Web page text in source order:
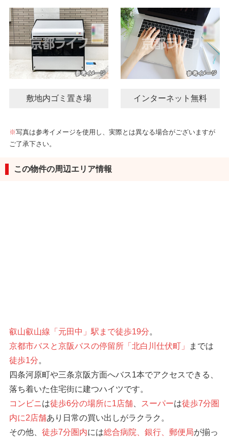
敷地内ゴミ置き場 インターネット無料
※写真は参考イメージを使用し、実際とは異なる場合がございますが
ご了承下さい。
この物件の周辺エリア情報
叡山叡山線「元田中」駅まで徒歩19分。
京都市バスと京阪バスの停留所「北白川仕伏町」
までは
徒歩1分。
四条河原町や三条京阪方面へバス1本でアクセスできる、
落ち着いた住宅街に建つハイツです。
コンビニは徒歩6分の場所に1店舗、 スーパーは徒歩7分圏
内に2店舗あり日常の買い出しがラクラク。
その他、 徒歩7分圏内には総合病院、銀行、郵便局が揃っ